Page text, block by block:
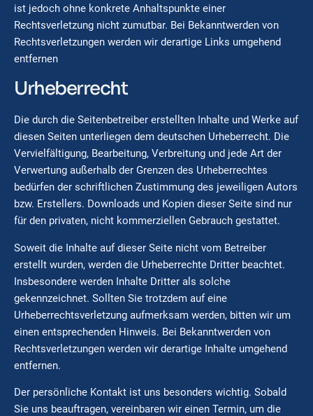
ist jedoch ohne konkrete Anhaltspunkte einer
Rechtsverletzung nicht zumutbar. Bei Bekanntwerden von
Rechtsverletzungen werden wir derartige Links umgehend
entfernen
Urheberrecht
Die durch die Seitenbetreiber erstellten Inhalte und Werke auf
diesen Seiten unterliegen dem deutschen Urheberrecht. Die
Vervielfältigung, Bearbeitung, Verbreitung und jede Art der
Verwertung außerhalb der Grenzen des Urheberrechtes
bedürfen der schriftlichen Zustimmung des jeweiligen Autors
bzw. Erstellers. Downloads und Kopien dieser Seite sind nur
für den privaten, nicht kommerziellen Gebrauch gestattet.
Soweit die Inhalte auf dieser Seite nicht vom Betreiber
erstellt wurden, werden die Urheberrechte Dritter beachtet.
Insbesondere werden Inhalte Dritter als solche
gekennzeichnet. Sollten Sie trotzdem auf eine
Urheberrechtsverletzung aufmerksam werden, bitten wir um
einen entsprechenden Hinweis. Bei Bekanntwerden von
Rechtsverletzungen werden wir derartige Inhalte umgehend
entfernen.
Der persönliche Kontakt ist uns besonders wichtig. Sobald
Sie uns beauftragen, vereinbaren wir einen Termin, um die